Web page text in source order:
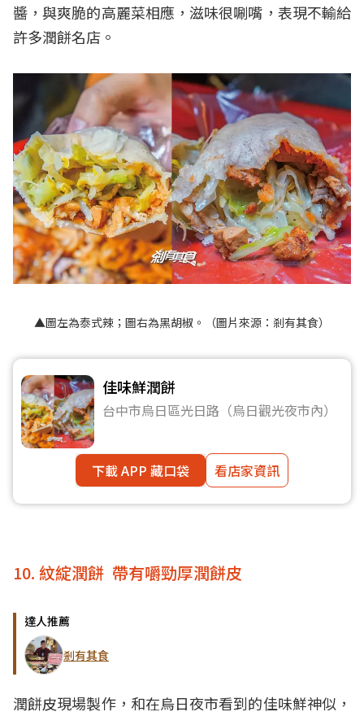
醬，與爽脆的高麗菜相應，滋味很唰嘴，表現不輸給
許多潤餅名店。
▲圖左為泰式辣；圖右為黑胡椒。（圖片來源： 剎有其食）
佳味鮮潤餅
台中市烏日區光日路（烏日觀光夜市內）
下載 APP 藏口袋 看店家資訊
10. 紋綻潤餅 帶有嚼勁厚潤餅皮
達人推薦
剎有其食
潤餅皮現場製作，和在烏日夜市看到的佳味鮮神似，